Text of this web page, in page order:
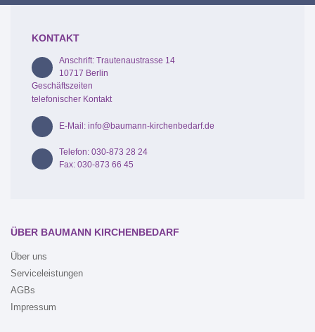
KONTAKT
Anschrift: Trautenaustrasse 14
10717 Berlin
Geschäftszeiten
telefonischer Kontakt
E-Mail: info@baumann-kirchenbedarf.de
Telefon: 030-873 28 24
Fax: 030-873 66 45
ÜBER BAUMANN KIRCHENBEDARF
Über uns
Serviceleistungen
AGBs
Impressum